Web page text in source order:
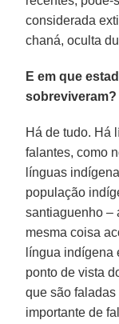
considerada
chaná, oculta
E em que
sobreviveram?
Há de tudo. Há
falantes, como
línguas
população
santiaguenho –
mesma coisa
língua indígena
ponto de vista
que são
importante de